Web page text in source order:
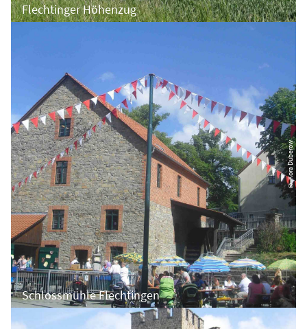
Flechtinger Höhenzug
© Kora Duberow
Schlossmühle Flechtingen